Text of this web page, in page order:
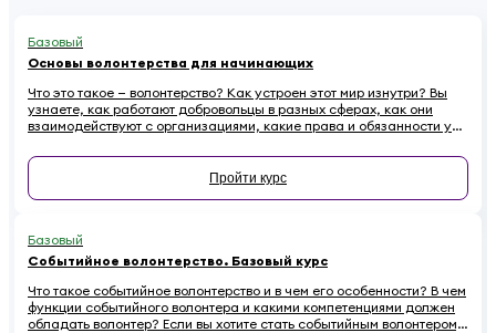
Базовый
Основы волонтерства для начинающих
Что это такое — волонтерство? Как устроен этот мир изнутри? Вы
узнаете, как работают добровольцы в разных сферах, как они
взаимодействуют с организациями, какие права и обязанности у
распространенных ошибок.
Пройти курс
Базовый
Событийное волонтерство. Базовый курс
Что такое событийное волонтерство и в чем его особенности? В чем
функции событийного волонтера и какими компетенциями должен
обладать волонтер? Если вы хотите стать событийным волонтером,